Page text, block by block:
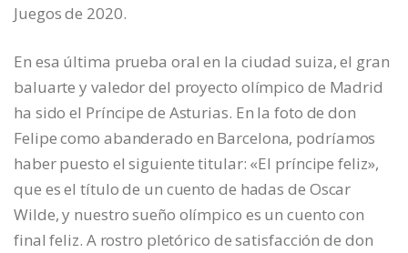
Juegos de 2020.
En esa última prueba oral en la ciudad suiza, el gran
baluarte y valedor del proyecto olímpico de Madrid
ha sido el Príncipe de Asturias. En la foto de don
Felipe como abanderado en Barcelona, podríamos
haber puesto el siguiente titular: «El príncipe feliz»,
que es el título de un cuento de hadas de Oscar
Wilde, y nuestro sueño olímpico es un cuento con
final feliz. A rostro pletórico de satisfacción de don